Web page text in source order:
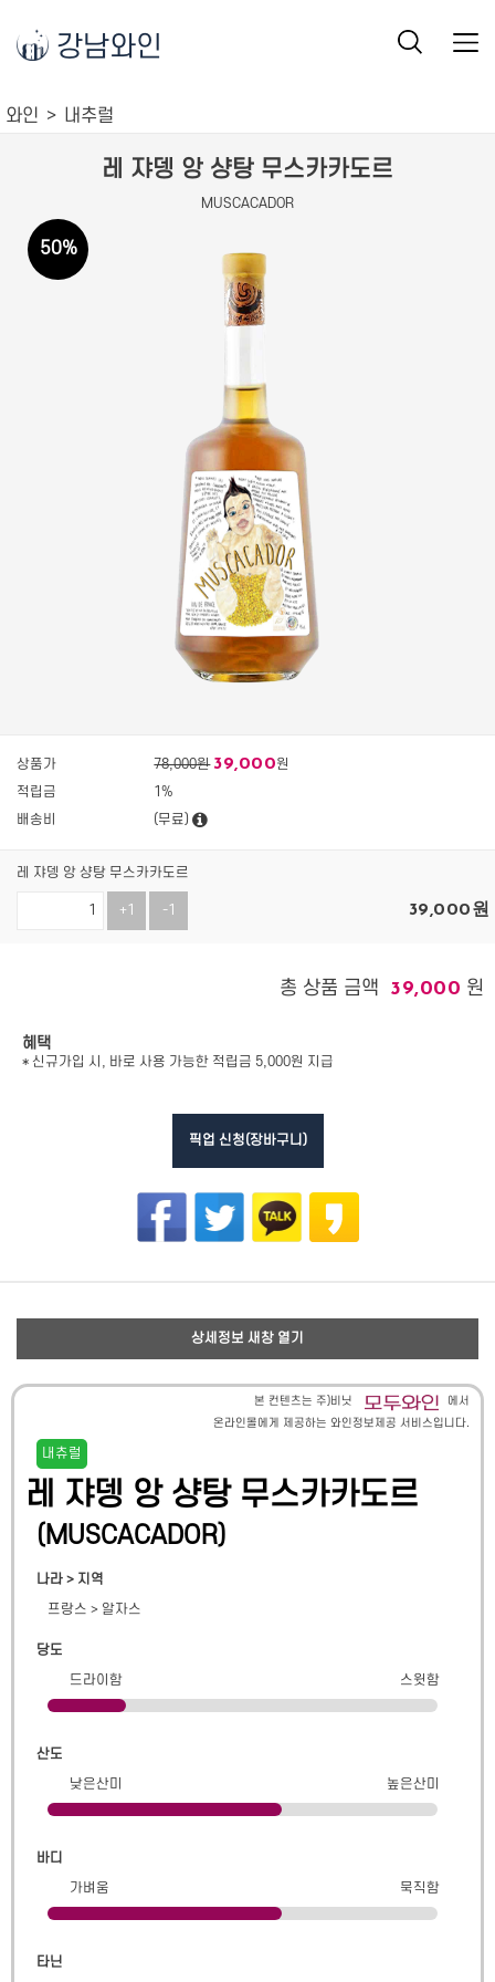
강남와인
와인 내추럴
레 쟈뎅 앙 샹탕 무스카카도르
MUSCACADOR
50%
상품가 78,000원 39,000원
적립금
1%
배송비
(무료)
레 쟈뎅 앙 샹탕 무스카카도르
+1 -1 39,000원
총 상품 금액 39,000 원
혜택
* 신규가입 시, 바로 사용 가능한 적립금 5,000원 지급
픽업 신청(장바구니)
상세정보 새창 열기
본 컨텐츠는 주)비닛
에서
온라인몰에게 제공하는 와인정보제공 서비스입니다.
내츄럴
레 쟈뎅 앙 샹탕 무스카카도르
(MUSCACADOR)
나라 > 지역
프랑스 > 알자스
당도
드라이함
스윗함
산도
낮은산미
높은산미
바디
가벼움
묵직함
타닌